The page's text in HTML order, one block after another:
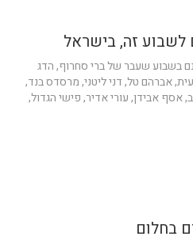
לשבוע זה, בישראל
בשבוע שעבר של ברי סחרוף, הדג
אברהם טל, דני ליטני, מרסדס בנד,
אסף אבידן, עורי אדיר, פישי הגדול,
בחלום